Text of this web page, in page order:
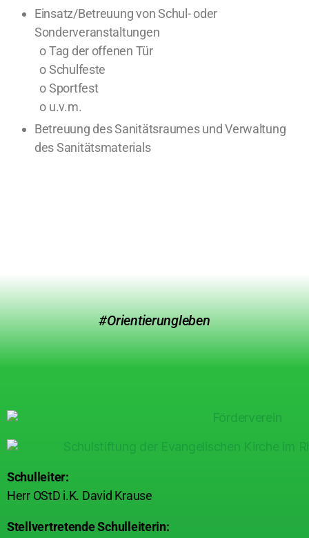
Einsatz/Betreuung von Schul- oder
Sonderveranstaltungen
o Tag der offenen Tür
o Schulfeste
o Sportfest
o u.v.m.
Betreuung des Sanitätsraumes und Verwaltung
des Sanitätsmaterials
#Orientierungleben
Schulleiter:
Herr OStD i.K. David Krause
Stellvertretende Schulleiterin: